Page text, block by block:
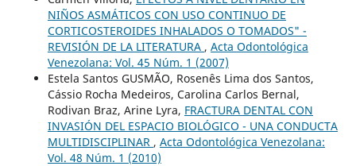
NIÑOS ASMÁTICOS CON USO CONTINUO DE
CORTICOSTEROIDES INHALADOS O TOMADOS" -
REVISIÓN DE LA LITERATURA , Acta Odontológica
Venezolana: Vol. 45 Núm. 1 (2007)
Estela Santos GUSMÃO, Rosenês Lima dos Santos,
Cássio Rocha Medeiros, Carolina Carlos Bernal,
Rodivan Braz, Arine Lyra, FRACTURA DENTAL CON
INVASIÓN DEL ESPACIO BIOLÓGICO - UNA CONDUCTA
MULTIDISCIPLINAR , Acta Odontológica Venezolana:
Vol. 48 Núm. 1 (2010)